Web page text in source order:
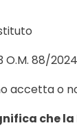
O.M. 88/
accetta o
che